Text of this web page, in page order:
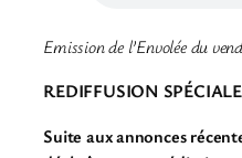
Emission de l’Envolée du
REDIFFUSION SPÉCIALE
Suite aux annonces